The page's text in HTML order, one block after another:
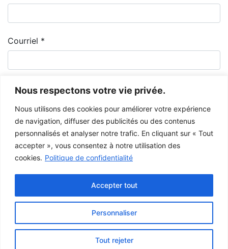
Nous respectons votre vie privée.
Nous utilisons des cookies pour améliorer votre expérience
de navigation, diffuser des publicités ou des contenus
personnalisés et analyser notre trafic. En cliquant sur « Tout
accepter », vous consentez à notre utilisation des
cookies. Politique de confidentialité
Personnaliser
Tout rejeter
Accepter tout
Courriel *
pas modifier l’œuvre et d’inscrire la référence complète.
Pour toute autre utilisation à des fins publiques, veuillez contacter le
gouvernement du Canada.
© 2026 Musée de la Gaspésie |Connexion